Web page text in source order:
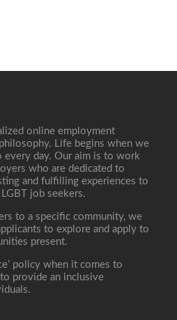
online employment
Life begins when we
every day. Our aim is to work
who are dedicated to
and fulfilling experiences to
job seekers.
to a specific community, we
to explore and apply to
present.
policy when it comes to
provide an inclusive